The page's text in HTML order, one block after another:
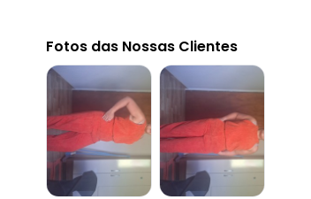
Fotos das Nossas Clientes